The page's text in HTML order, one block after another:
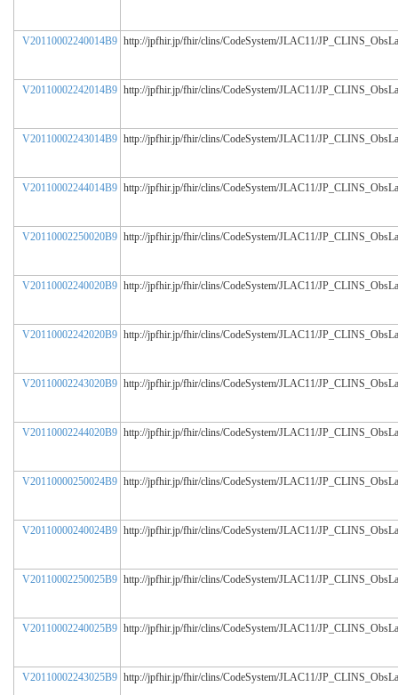
V20110002240014B9 http://jpfhir.jp/fhir/clins/CodeSystem/JLAC11/
V20110002242014B9 http://jpfhir.jp/fhir/clins/CodeSystem/JLAC11/
V20110002243014B9 http://jpfhir.jp/fhir/clins/CodeSystem/JLAC11/
V20110002244014B9 http://jpfhir.jp/fhir/clins/CodeSystem/JLAC11/
V20110002250020B9 http://jpfhir.jp/fhir/clins/CodeSystem/JLAC11/
V20110002240020B9 http://jpfhir.jp/fhir/clins/CodeSystem/JLAC11/
V20110002242020B9 http://jpfhir.jp/fhir/clins/CodeSystem/JLAC11/
V20110002243020B9 http://jpfhir.jp/fhir/clins/CodeSystem/JLAC11/
V20110002244020B9 http://jpfhir.jp/fhir/clins/CodeSystem/JLAC11/
V20110000250024B9 http://jpfhir.jp/fhir/clins/CodeSystem/JLAC11/
V20110000240024B9 http://jpfhir.jp/fhir/clins/CodeSystem/JLAC11/
V20110002250025B9 http://jpfhir.jp/fhir/clins/CodeSystem/JLAC11/
V20110002240025B9 http://jpfhir.jp/fhir/clins/CodeSystem/JLAC11/
V20110002243025B9 http://jpfhir.jp/fhir/clins/CodeSystem/JLAC11/